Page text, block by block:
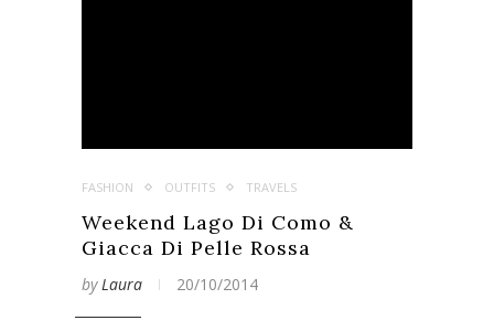
FASHION OUTFITS TRAVELS
Weekend Lago Di Como &
Giacca Di Pelle Rossa
byLaura 20/10/2014